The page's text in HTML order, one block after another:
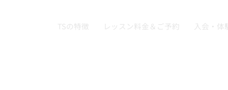
TSの特徴 レッスン料金＆ご予約 入会・体